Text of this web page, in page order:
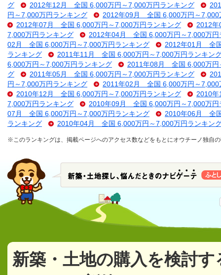
グ
2012年12月 全国 6,000万円～7,000万円ランキング
円～7,000万円ランキング
2012年09月 全国 6,000万円～7,000
2012年07月 全国 6,000万円～7,000万円ランキング
2012
7,000万円ランキング
2012年04月 全国 6,000万円～7,000万円
02月 全国 6,000万円～7,000万円ランキング
2012年01月 全
ランキング
2011年11月 全国 6,000万円～7,000万円ランキン
6,000万円～7,000万円ランキング
2011年08月 全国 6,000万円
グ
2011年05月 全国 6,000万円～7,000万円ランキング
円～7,000万円ランキング
2011年02月 全国 6,000万円～7,000
2010年12月 全国 6,000万円～7,000万円ランキング
2010
7,000万円ランキング
2010年09月 全国 6,000万円～7,000万円
07月 全国 6,000万円～7,000万円ランキング
2010年06月 全
ランキング
2010年04月 全国 6,000万円～7,000万円ランキン
※このランキングは、掲載ページへのアクセス数などをもとにオウチーノ独自
新築・土地の購入を検討